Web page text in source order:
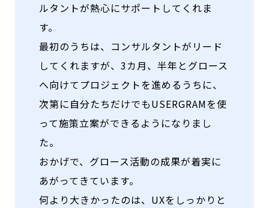
ルタントが熱心にサポートしてくれま
す。
最初のうちは、コンサルタントがリード
してくれますが、3カ月、半年とグロース
へ向けてプロジェクトを進めるうちに、
次第に自分たちだけでもUSERGRAMを使
って施策立案ができるようになりまし
た。
おかげで、グロース活動の成果が着実に
あがってきています。
何より大きかったのは、UXをしっかりと